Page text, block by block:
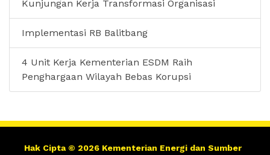
Kunjungan Kerja Transformasi Organisasi
Implementasi RB Balitbang
4 Unit Kerja Kementerian ESDM Raih
Penghargaan Wilayah Bebas Korupsi
Hak Cipta © 2026 Kementerian Energi dan Sumber